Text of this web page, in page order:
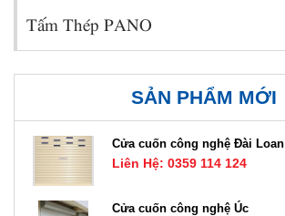
Tấm Thép PANO
SẢN PHẨM MỚI
Cửa cuốn công nghệ Đài Loan
Liên Hệ: 0359 114 124
Cửa cuốn công nghệ Úc